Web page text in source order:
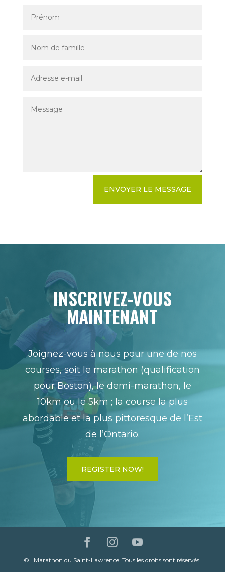
ENVOYER LE MESSAGE
INSCRIVEZ-VOUS
MAINTENANT
Joignez-vous à nous pour une de nos
courses, soit le marathon (qualification
pour Boston), le demi-marathon, le
10km ou le 5km ; la course la plus
abordable et la plus pittoresque de l’Est
de l’Ontario.
REGISTER NOW!
© . Marathon du Saint-Lawrence. Tous les droits sont réservés.